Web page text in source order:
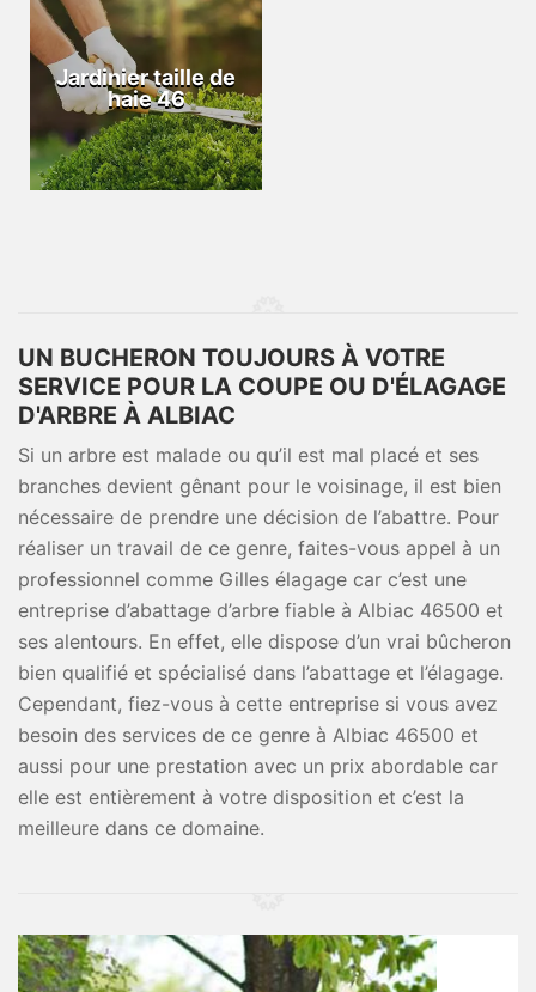
Jardinier taille de
haie 46
UN BUCHERON TOUJOURS À VOTRE
SERVICE POUR LA COUPE OU D'ÉLAGAGE
D'ARBRE À ALBIAC
Si un arbre est malade ou qu’il est mal placé et ses
branches devient gênant pour le voisinage, il est bien
nécessaire de prendre une décision de l’abattre. Pour
réaliser un travail de ce genre, faites-vous appel à un
professionnel comme Gilles élagage car c’est une
entreprise d’abattage d’arbre fiable à Albiac 46500 et
ses alentours. En effet, elle dispose d’un vrai bûcheron
bien qualifié et spécialisé dans l’abattage et l’élagage.
Cependant, fiez-vous à cette entreprise si vous avez
besoin des services de ce genre à Albiac 46500 et
aussi pour une prestation avec un prix abordable car
elle est entièrement à votre disposition et c’est la
meilleure dans ce domaine.